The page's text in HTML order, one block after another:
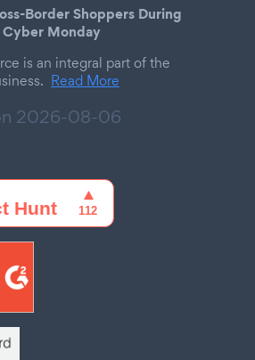
Border Shoppers During
Monday
is an integral part of the
Read More
2026-08-06